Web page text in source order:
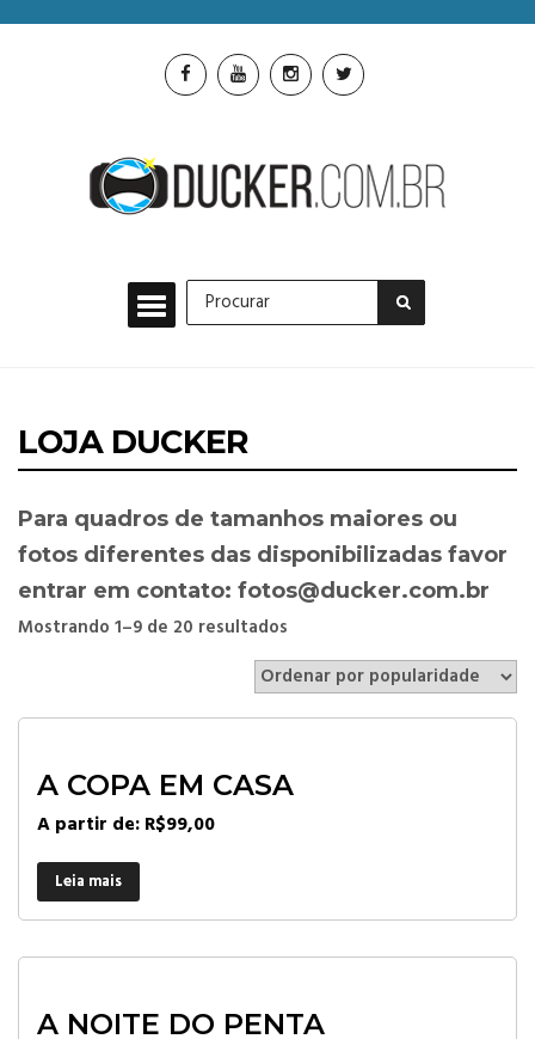
LOJA DUCKER
Para quadros de tamanhos maiores ou
fotos diferentes das disponibilizadas favor
entrar em contato: fotos@ducker.com.br
Mostrando 1–9 de 20 resultados
A COPA EM CASA
A partir de:R$99,00
Leia mais
A NOITE DO PENTA